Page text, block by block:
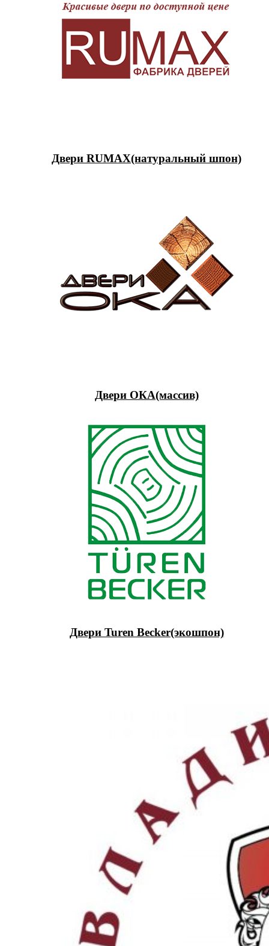
Двери RUMAX(натуральный шпон)
Двери ОКА(массив)
Двери Turen Becker(экошпон)